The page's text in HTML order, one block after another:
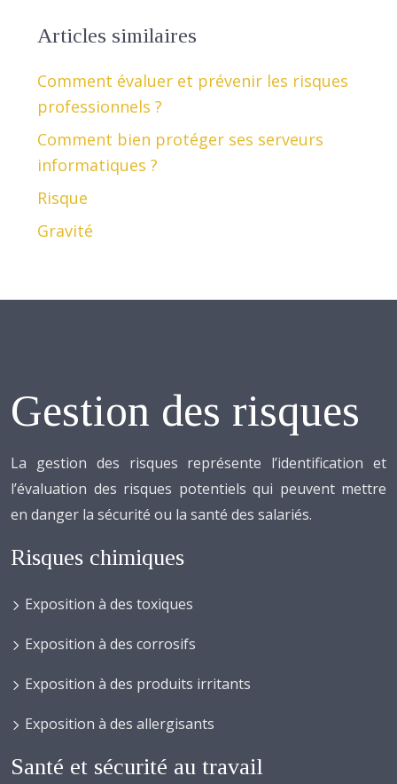
Articles similaires
Comment évaluer et prévenir les risques
professionnels ?
Comment bien protéger ses serveurs
informatiques ?
Risque
Gravité
Gestion des risques
La gestion des risques représente l’identification et
l’évaluation des risques potentiels qui peuvent mettre
en danger la sécurité ou la santé des salariés.
Risques chimiques
Exposition à des toxiques
Exposition à des corrosifs
Exposition à des produits irritants
Exposition à des allergisants
Santé et sécurité au travail